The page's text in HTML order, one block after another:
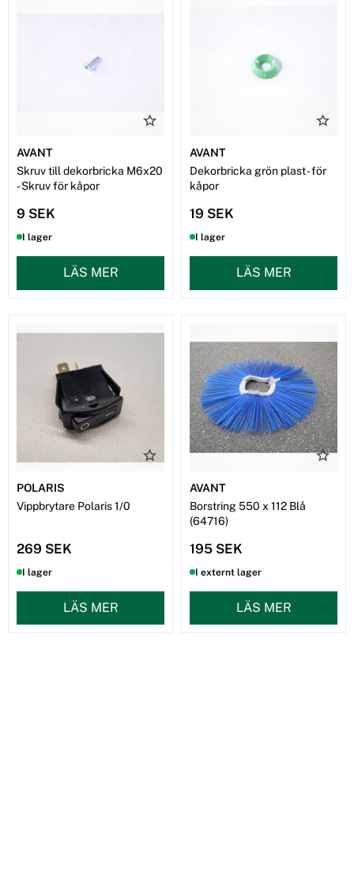
AVANT
Skruv till dekorbricka M6x20
- Skruv för kåpor
9 SEK
I lager
LÄS MER
AVANT
Dekorbricka grön plast - för
kåpor
19 SEK
I lager
LÄS MER
POLARIS
Vippbrytare Polaris 1/0
269 SEK
I lager
LÄS MER
AVANT
Borstring 550 x 112 Blå
(64716)
195 SEK
I externt lager
LÄS MER